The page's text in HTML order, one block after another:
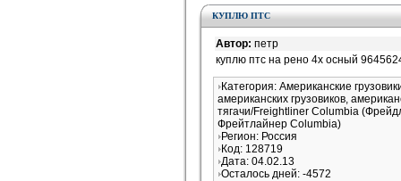
КУПЛЮ ПТС
Автор: петр
куплю птс на рено 4х осный
Категория: Американские
американских грузовиков,
тягачи/Freightliner Columbia
Фрейтлайнер Columbia)
Регион: Россия
Код: 128719
Дата: 04.02.13
Осталось дней: -4572